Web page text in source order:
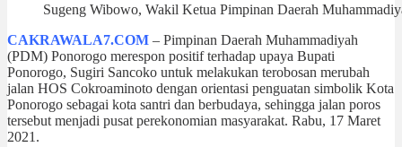
Sugeng Wibowo, Wakil Ketua Pimpinan Daerah
CAKRAWALA7.COM – Pimpinan Daerah Muhammadiyah
(PDM) Ponorogo merespon positif terhadap upaya Bupati
Ponorogo, Sugiri Sancoko untuk melakukan terobosan merubah
jalan HOS Cokroaminoto dengan orientasi penguatan simbolik Kota
Ponorogo sebagai kota santri dan berbudaya, sehingga jalan poros
tersebut menjadi pusat perekonomian masyarakat. Rabu, 17 Maret
2021.